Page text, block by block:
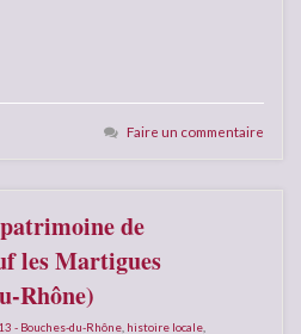
Faire un commentaire
de
les Martigues
Rhône)
13 - Bouches-du-Rhône histoire locale